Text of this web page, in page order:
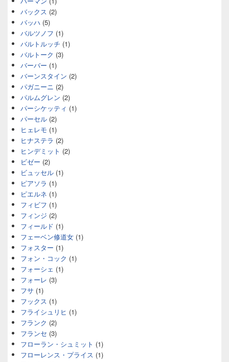
バックス (2)
バッハ (5)
バルツノフ (1)
バルトルッチ (1)
バルトーク (3)
バーバー (1)
バーンスタイン (2)
パガニーニ (2)
パルムグレン (2)
パーシケッティ (1)
パーセル (2)
ヒェレモ (1)
ヒナステラ (2)
ヒンデミット (2)
ビゼー (2)
ビュッセル (1)
ピアソラ (1)
ピエルネ (1)
フィビフ (1)
フィンジ (2)
フィールド (1)
フェーベン修道女 (1)
フォスター (1)
フォン・コック (1)
フォーシェ (1)
フォーレ (3)
フサ (1)
フックス (1)
フライシュリヒ (1)
フランク (2)
フランセ (3)
フローラン・シュミット (1)
フローレンス・プライス (1)